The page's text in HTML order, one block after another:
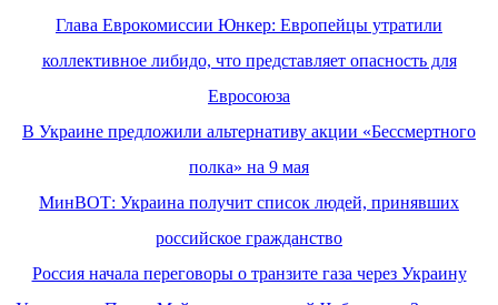
Глава Еврокомиссии Юнкер: Европейцы утратили
коллективное либидо, что представляет опасность для
Евросоюза
В Украине предложили альтернативу акции «Бессмертного
полка» на 9 мая
МинВОТ: Украина получит список людей, принявших
российское гражданство
Россия начала переговоры о транзите газа через Украину